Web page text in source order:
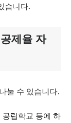
습니다.
제율 자
눌 수 있습니다.
공립학교 등에 하